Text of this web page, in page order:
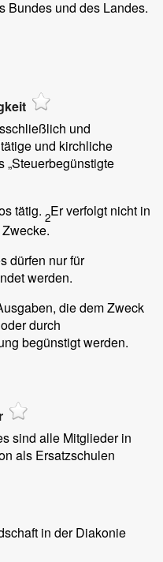
Bundes und des Landes.
und
und kirchliche
„Steuerbegünstigte
tätig. 2Er verfolgt nicht in
dürfen nur für
werden.
die dem Zweck
durch
begünstigt werden.
sind alle Mitglieder in
als Ersatzschulen
in der Diakonie